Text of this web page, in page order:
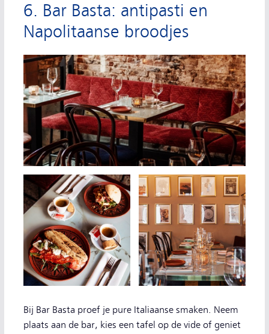
6. Bar Basta: antipasti en
Napolitaanse broodjes
Bij Bar Basta proef je pure Italiaanse smaken. Neem
plaats aan de bar, kies een tafel op de vide of geniet